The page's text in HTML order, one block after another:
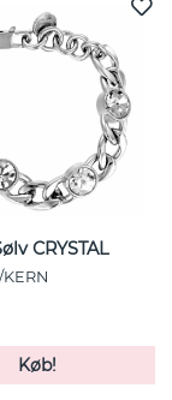
CRYSTAL
Køb!